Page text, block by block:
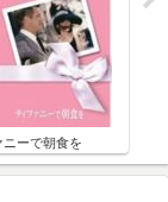
ニーで朝食を